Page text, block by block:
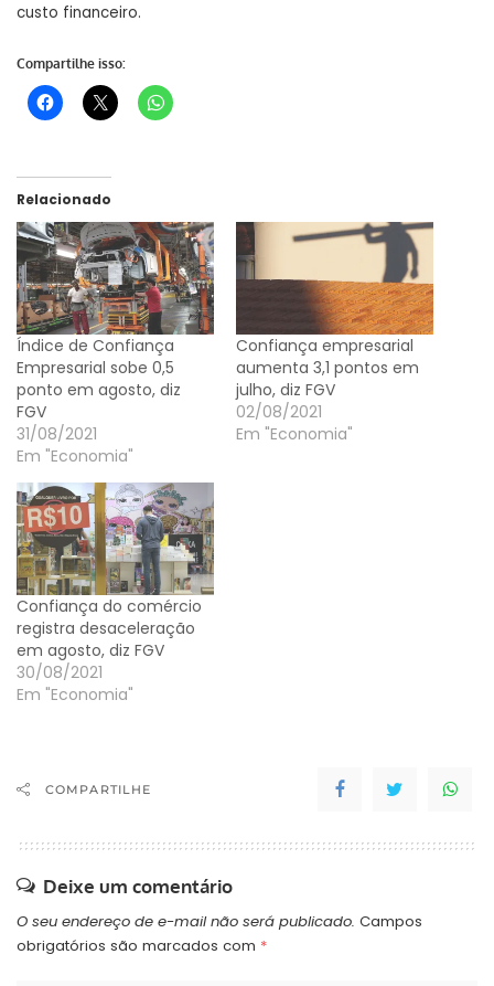
custo financeiro.
Compartilhe isso:
Relacionado
Índice de Confiança
Empresarial sobe 0,5
ponto em agosto, diz
FGV
31/08/2021
Em "Economia"
Confiança empresarial
aumenta 3,1 pontos em
julho, diz FGV
02/08/2021
Em "Economia"
Confiança do comércio
registra desaceleração
em agosto, diz FGV
30/08/2021
Em "Economia"
COMPARTILHE
Deixe um comentário
O seu endereço de e-mail não será publicado. Campos
obrigatórios são marcados com *